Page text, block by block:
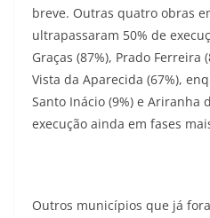
breve. Outras quatro obras
ultrapassaram 50% de
Graças (87%), Prado Ferreira
Vista da Aparecida (67%),
Santo Inácio (9%) e Ariranha
execução ainda em fases
Outros municípios que já